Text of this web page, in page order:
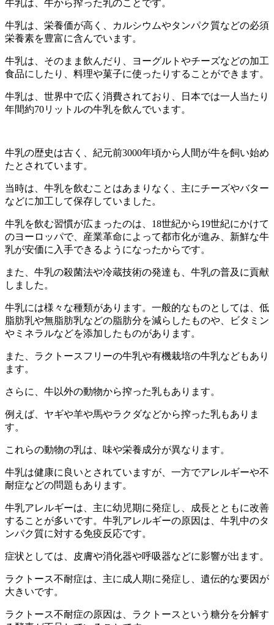
牛乳は、牛から搾った乳のことです。
牛乳は、栄養価が高く、カルシウムやタンパク質などの必須
栄養素を豊富に含んでいます。
牛乳は、そのまま飲んだり、ヨーグルトやチーズなどの加工
食品にしたり、料理や菓子に使ったりすることができます。
牛乳は、世界中で広く消費されており、日本では一人当たり
年間約70リットルの牛乳を飲んでいます。
牛乳の歴史は古く、紀元前3000年頃から人間が牛を飼い始め
たとされています。
当時は、牛乳を飲むことはあまりなく、主にチーズやバター
などに加工して保存していました。
牛乳を飲む習慣が広まったのは、18世紀から19世紀にかけて
のヨーロッパで、産業革命によって都市化が進み、新鮮な牛
乳が安価に入手できるようになったからです。
また、牛乳の殺菌法や冷蔵技術の発達も、牛乳の普及に貢献
しました。
牛乳には様々な種類があります。一般的なものとしては、低
脂肪乳や無脂肪乳などの脂肪分を減らしたものや、ビタミン
やミネラルなどを添加したものがあります。
また、ラクトースフリーの牛乳や有機栽培の牛乳などもあり
ます。
さらに、牛以外の動物から搾った乳もあります。
例えば、ヤギや羊や馬やラクダなどから搾った乳もありま
す。
これらの動物の乳は、味や栄養成分が異なります。
牛乳は健康に良いとされていますが、一方でアレルギーや不
耐症などの問題もあります。
牛乳アレルギーは、主に幼児期に発症し、成長とともに改善
することが多いです。牛乳アレルギーの原因は、牛乳中のタ
ンパク質に対する免疫反応です。
症状としては、皮膚や消化器や呼吸器などに影響が出ます。
ラクトース不耐症は、主に成人期に発症し、遺伝的な要因が
大きいです。
ラクトース不耐症の原因は、ラクトースという糖分を分解す